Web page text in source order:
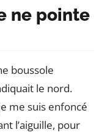
ne pointe
boussole
le nord.
me suis enfoncé
l’aiguille, pour